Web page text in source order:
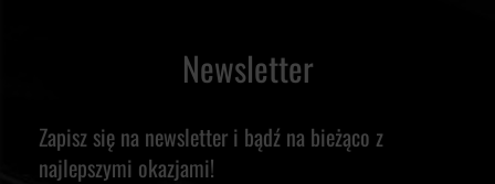
Newsletter
Zapisz się na newsletter i bądź na bieżąco z
najlepszymi okazjami!